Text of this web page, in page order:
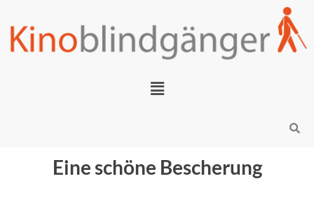
Inhalt
springen
Menü
Search
Eine schöne Bescherung